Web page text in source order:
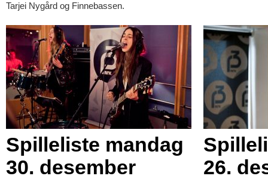
Tarjei Nygård og Finnebassen.
Spilleliste mandag
30. desember
26.